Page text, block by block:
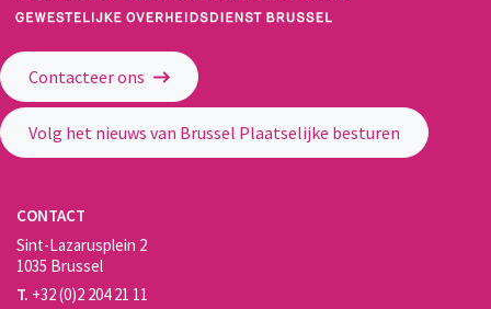
Contacteer ons
Volg het nieuws van Brussel Plaatselijke besturen
CONTACT
Sint-Lazarusplein 2
1035 Brussel
T. +32 (0)2 204 21 11